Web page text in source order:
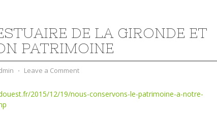
DE LA GIRONDE ET
PATRIMOINE
⋅ Leave a Comment
2015/12/19/nous-conservons-le-patrimoine-a-notre-